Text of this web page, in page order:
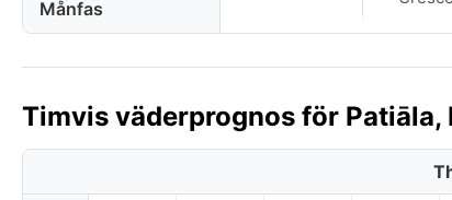
Månfas
Timvis väderprognos för